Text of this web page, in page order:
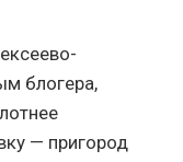
блогера,
— пригород